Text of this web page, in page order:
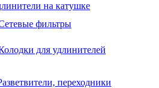
на катушке
фильтры
для удлинителей
переходники